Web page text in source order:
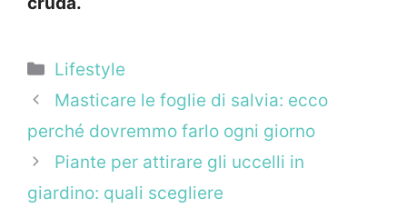
Categorie
Lifestyle
Masticare le foglie di salvia: ecco
perché dovremmo farlo ogni giorno
Piante per attirare gli uccelli in
giardino: quali scegliere